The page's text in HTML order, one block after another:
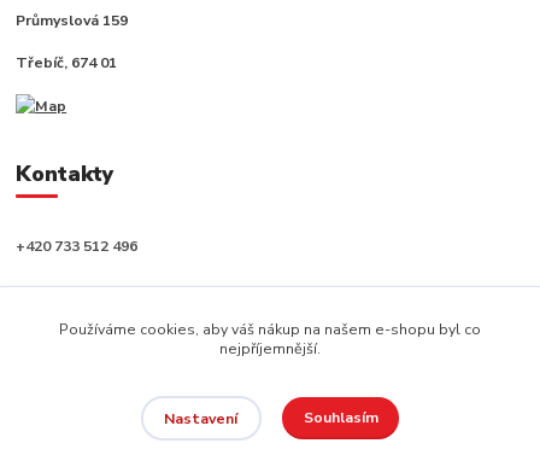
Průmyslová 159
Třebíč, 674 01
Kontakty
+420 733 512 496
info@capushop.cz
Používáme cookies, aby váš nákup na našem e-shopu byl co
nejpříjemnější.
Nastavení Souhlasím